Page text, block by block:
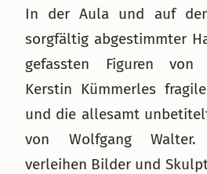
In der Aula und auf
sorgfältig abgestimmter
gefassten Figuren von
Kerstin Kümmerles
und die allesamt
von Wolfgang
verleihen Bilder und